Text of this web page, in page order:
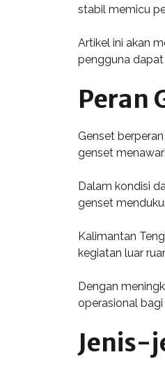
stabil memicu
Artikel ini akan
pengguna dapat
Peran
Genset
genset
Dalam kondisi
genset
Kalimantan
kegiatan luar
Dengan
operasional
Jenis-